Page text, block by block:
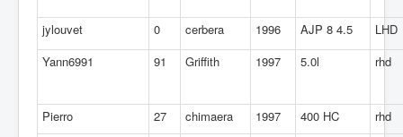
jylouvet 0 cerbera 1996 AJP 8 4.5
LHD
Yann6991
91 Griffith 1997 5.0l rhd
Pierro 27 chimaera 1997 400 HC
rhd